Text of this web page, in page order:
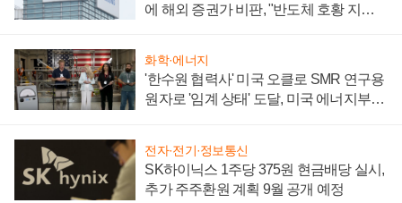
에 해외 증권가 비판, "반도체 호황 지속
화학·에너지
'한수원 협력사' 미국 오클로 SMR 연구용
원자로 '임계 상태' 도달, 미국 에너지부
전자·전기·정보통신
SK하이닉스 1주당 375원 현금배당 실시,
추가 주주환원 계획 9월 공개 예정